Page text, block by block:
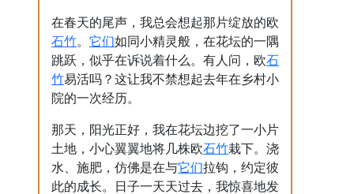
在春天的尾声，我总会想起那片绽放的欧
石竹。 它们如同小精灵般，在花坛的一隅
跳跃，似乎在诉说着什么。有人问，欧石
竹易活吗？这让我不禁想起去年在乡村小
院的一次经历。
那天，阳光正好，我在花坛边挖了一小片
土地，小心翼翼地将几株欧石竹栽下。浇
水、施肥，仿佛是在与它们拉钩，约定彼
此的成长。日子一天天过去，我惊喜地发